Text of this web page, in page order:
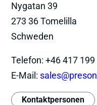
Nygatan 39
273 36 Tomelilla
Schweden
Telefon: +46 417 199
E-Mail:
Kontaktpersonen